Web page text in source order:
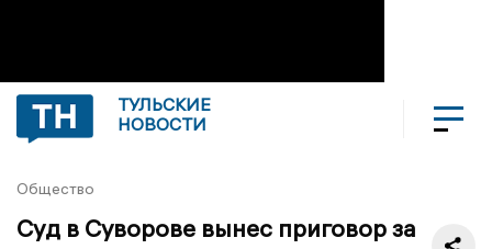
ТУЛЬСКИЕ
НОВОСТИ
Общество
Суд в Суворове вынес приговор за